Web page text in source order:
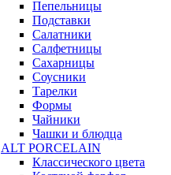
Пепельницы
Подставки
Салатники
Салфетницы
Сахарницы
Соусники
Тарелки
Формы
Чайники
Чашки и блюдца
ALT PORCELAIN
Классического цвета